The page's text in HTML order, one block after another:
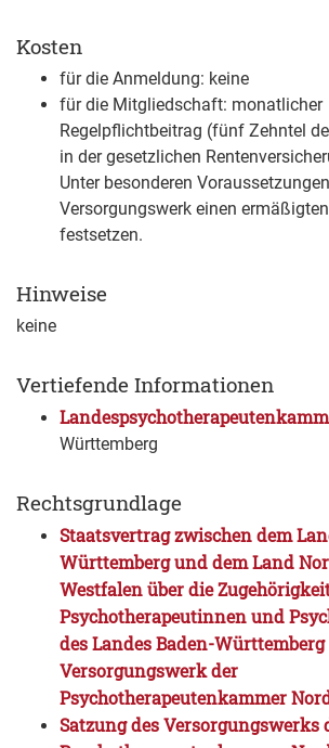
Kosten
für die Anmeldung: keine
für die Mitgliedschaft: monatlicher
Regelpflichtbeitrag (fünf Zehntel
in der gesetzlichen
Unter besonderen
Versorgungswerk einen
festsetzen.
Hinweise
keine
Vertiefende Informationen
Württemberg
Rechtsgrundlage
Staatsvertrag zwischen dem
Württemberg und dem Land
Westfalen über die
Psychotherapeutinnen und
des Landes Baden-
Versorgungswerk der
Psychotherapeutenkammer
Satzung des Versorgungswerks